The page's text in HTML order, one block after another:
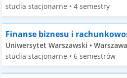
studia stacjonarne • 4 semestry
Finanse biznesu i
Uniwersytet Warszawski •
studia stacjonarne • 6 semestrów